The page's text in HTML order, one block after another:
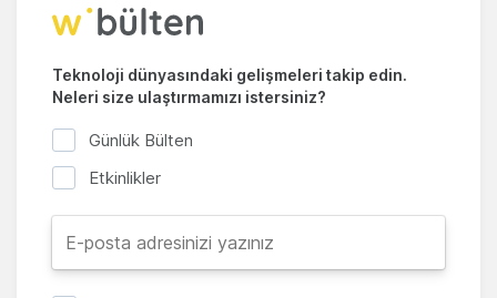
Teknoloji dünyasındaki gelişmeleri takip edin.
Neleri size ulaştırmamızı istersiniz?
Günlük Bülten
Etkinlikler